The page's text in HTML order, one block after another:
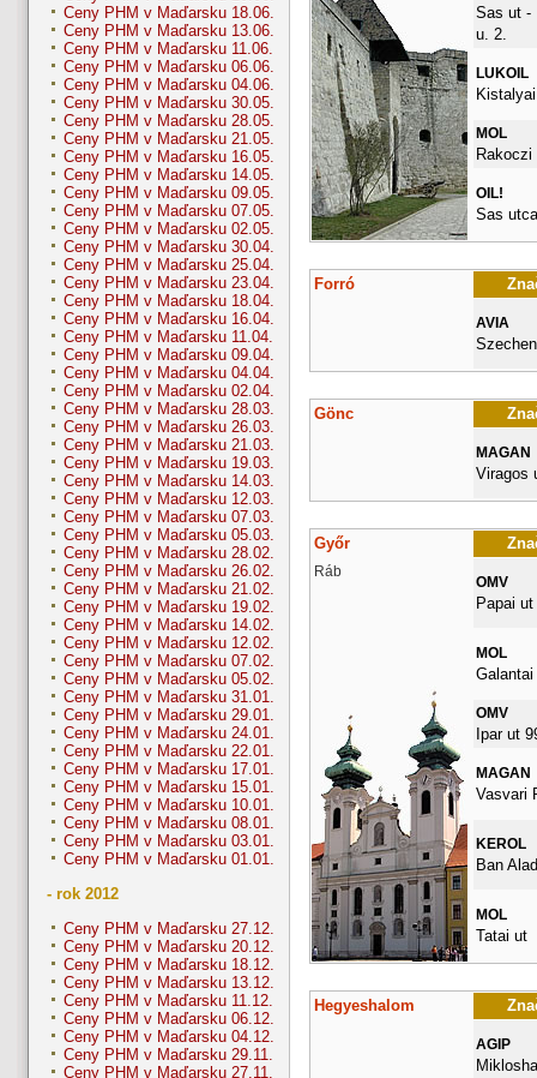
Ceny PHM v Maďarsku 18.06.
Ceny PHM v Maďarsku 13.06.
Ceny PHM v Maďarsku 11.06.
Ceny PHM v Maďarsku 06.06.
Ceny PHM v Maďarsku 04.06.
Ceny PHM v Maďarsku 30.05.
Ceny PHM v Maďarsku 28.05.
Ceny PHM v Maďarsku 21.05.
Ceny PHM v Maďarsku 16.05.
Ceny PHM v Maďarsku 14.05.
Ceny PHM v Maďarsku 09.05.
Ceny PHM v Maďarsku 07.05.
Ceny PHM v Maďarsku 02.05.
Ceny PHM v Maďarsku 30.04.
Ceny PHM v Maďarsku 25.04.
Ceny PHM v Maďarsku 23.04.
Ceny PHM v Maďarsku 18.04.
Ceny PHM v Maďarsku 16.04.
Ceny PHM v Maďarsku 11.04.
Ceny PHM v Maďarsku 09.04.
Ceny PHM v Maďarsku 04.04.
Ceny PHM v Maďarsku 02.04.
Ceny PHM v Maďarsku 28.03.
Ceny PHM v Maďarsku 26.03.
Ceny PHM v Maďarsku 21.03.
Ceny PHM v Maďarsku 19.03.
Ceny PHM v Maďarsku 14.03.
Ceny PHM v Maďarsku 12.03.
Ceny PHM v Maďarsku 07.03.
Ceny PHM v Maďarsku 05.03.
Ceny PHM v Maďarsku 28.02.
Ceny PHM v Maďarsku 26.02.
Ceny PHM v Maďarsku 21.02.
Ceny PHM v Maďarsku 19.02.
Ceny PHM v Maďarsku 14.02.
Ceny PHM v Maďarsku 12.02.
Ceny PHM v Maďarsku 07.02.
Ceny PHM v Maďarsku 05.02.
Ceny PHM v Maďarsku 31.01.
Ceny PHM v Maďarsku 29.01.
Ceny PHM v Maďarsku 24.01.
Ceny PHM v Maďarsku 22.01.
Ceny PHM v Maďarsku 17.01.
Ceny PHM v Maďarsku 15.01.
Ceny PHM v Maďarsku 10.01.
Ceny PHM v Maďarsku 08.01.
Ceny PHM v Maďarsku 03.01.
Ceny PHM v Maďarsku 01.01.
- rok 2012
Ceny PHM v Maďarsku 27.12.
Ceny PHM v Maďarsku 20.12.
Ceny PHM v Maďarsku 18.12.
Ceny PHM v Maďarsku 13.12.
Ceny PHM v Maďarsku 11.12.
Ceny PHM v Maďarsku 06.12.
Ceny PHM v Maďarsku 04.12.
Ceny PHM v Maďarsku 29.11.
Ceny PHM v Maďarsku 27.11.
Sas ut -
u. 2.
LUKOIL
MOL
Rakoczi
OIL!
Sas
Forró
AVIA
Gönc
MAGAN
Viragos
Győr
Ráb
OMV
Papai
MOL
Galantai
OMV
Ipar ut
MAGAN
Vasvari
KEROL
Ban
MOL
Tatai ut
Hegyeshalom
AGIP